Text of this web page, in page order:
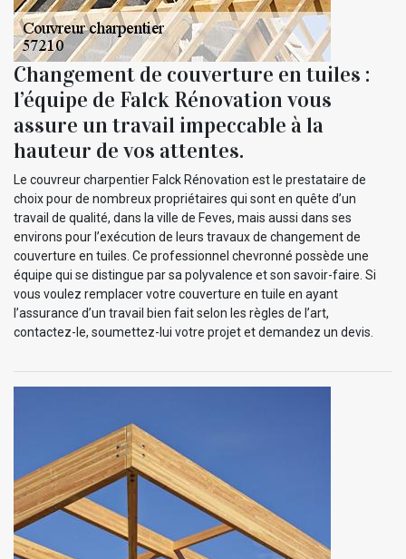
Changement de couverture en tuiles :
l’équipe de Falck Rénovation vous
assure un travail impeccable à la
hauteur de vos attentes.
Le couvreur charpentier Falck Rénovation est le prestataire de
choix pour de nombreux propriétaires qui sont en quête d’un
travail de qualité, dans la ville de Feves, mais aussi dans ses
environs pour l’exécution de leurs travaux de changement de
couverture en tuiles. Ce professionnel chevronné possède une
équipe qui se distingue par sa polyvalence et son savoir-faire. Si
vous voulez remplacer votre couverture en tuile en ayant
l’assurance d’un travail bien fait selon les règles de l’art,
contactez-le, soumettez-lui votre projet et demandez un devis.